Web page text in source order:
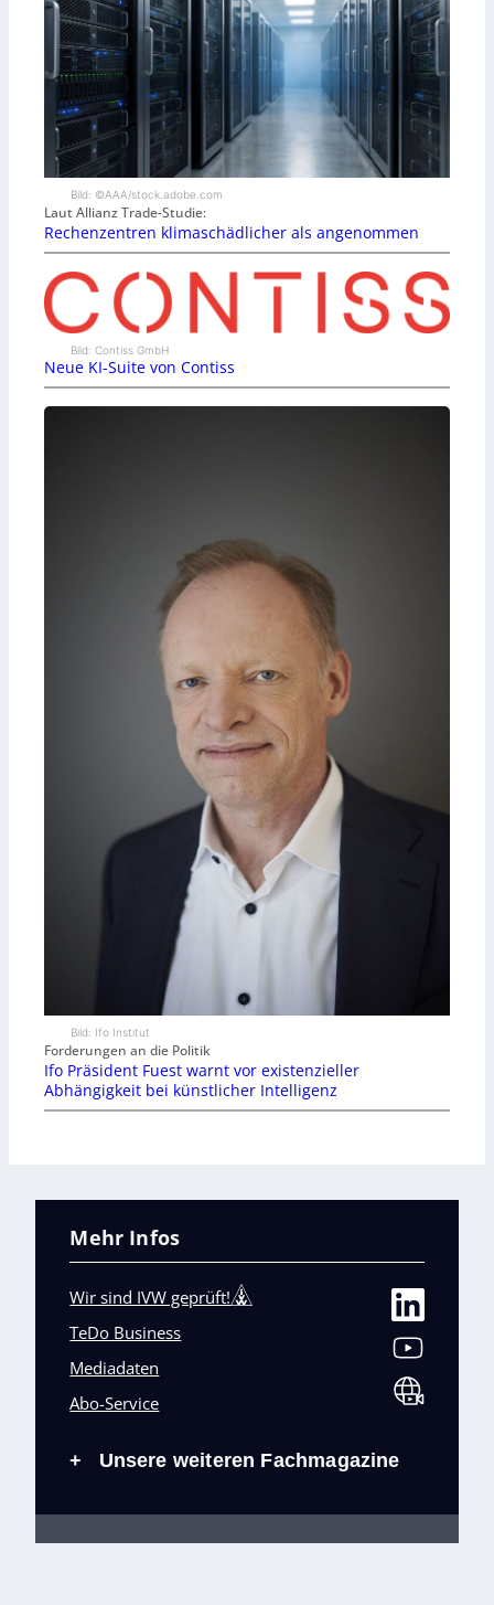
Bild: ©AAA/stock.adobe.com
Laut Allianz Trade-Studie:
Rechenzentren klimaschädlicher als angenommen
Bild: Contiss GmbH
Neue KI-Suite von Contiss
Bild: Ifo Institut
Forderungen an die Politik
Ifo Präsident Fuest warnt vor existenzieller
Abhängigkeit bei künstlicher Intelligenz
Mehr Infos
Wir sind IVW geprüft!
TeDo Business
Mediadaten
Abo-Service
+ Unsere weiteren Fachmagazine
ImpressumDatenschutzAGBBarrierefreiheit